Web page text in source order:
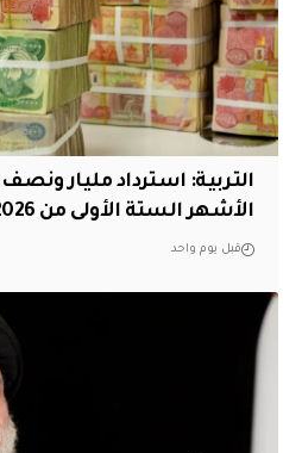
التربية: استرداد مليار ونصف
الأشهر الستة الأولى من 2026
قبل يوم واحد